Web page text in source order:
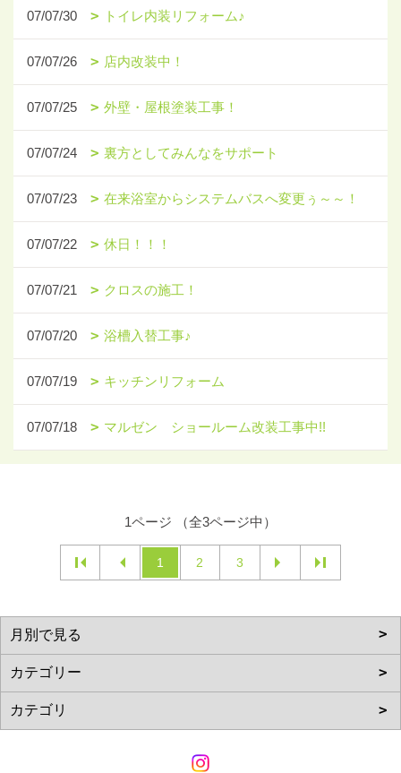
07/07/30 トイレ内装リフォーム♪
07/07/26 店内改装中！
07/07/25 外壁・屋根塗装工事！
07/07/24 裏方としてみんなをサポート
07/07/23 在来浴室からシステムバスへ変更ぅ～～！
07/07/22 休日！！！
07/07/21 クロスの施工！
07/07/20 浴槽入替工事♪
07/07/19 キッチンリフォーム
07/07/18 マルゼン ショールーム改装工事中!!
1ページ （全3ページ中）
1 2 3